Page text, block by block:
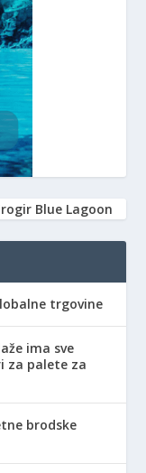
Blue Lagoon
trgovine
ima sve
za palete za
brodske